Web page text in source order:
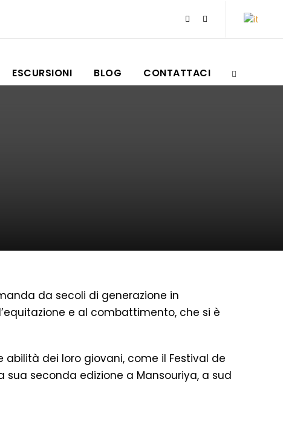
ESCURSIONI BLOG CONTATTACI
da secoli di generazione in
e al combattimento, che si è
dei loro giovani, come il Festival de
sua seconda edizione a Mansouriya, a sud